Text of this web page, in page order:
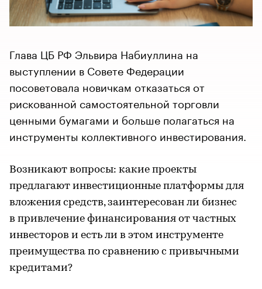
Глава ЦБ РФ Эльвира Набиуллина на
выступлении в Совете Федерации
посоветовала новичкам отказаться от
рискованной самостоятельной торговли
ценными бумагами и больше полагаться на
инструменты коллективного инвестирования.
Возникают вопросы: какие проекты
предлагают инвестиционные платформы для
вложения средств, заинтересован ли бизнес
в привлечение финансирования от частных
инвесторов и есть ли в этом инструменте
преимущества по сравнению с привычными
кредитами?